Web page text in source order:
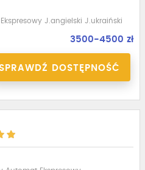
J.angielski J.ukraiński
3500-4500 zł
SPRAWDŹ DOSTĘPNOŚĆ